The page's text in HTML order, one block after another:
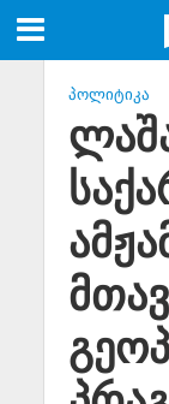
ᲞᲝᲚᲘᲢᲘᲙᲐ